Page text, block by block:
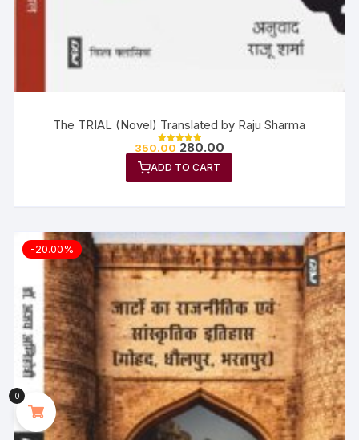
The TRIAL (Novel) Translated by Raju Sharma
Rated
out of 5
350.00 280.00
ADD TO CART
-20.00%
0